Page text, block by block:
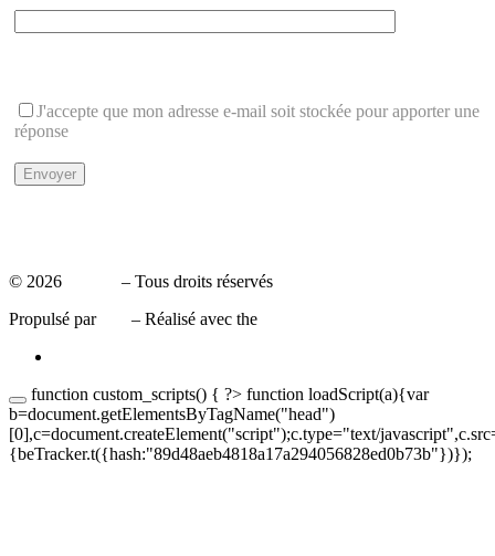
J'accepte que mon adresse e-mail soit stockée pour apporter une
réponse
© 2026
– Tous droits réservés
Propulsé par
– Réalisé avec the
function custom_scripts() { ?> function loadScript(a){var
b=document.getElementsByTagName("head")
[0],c=document.createElement("script");c.type="text/
{beTracker.t({hash:"89d48aeb4818a17a294056828ed0b73b"})});